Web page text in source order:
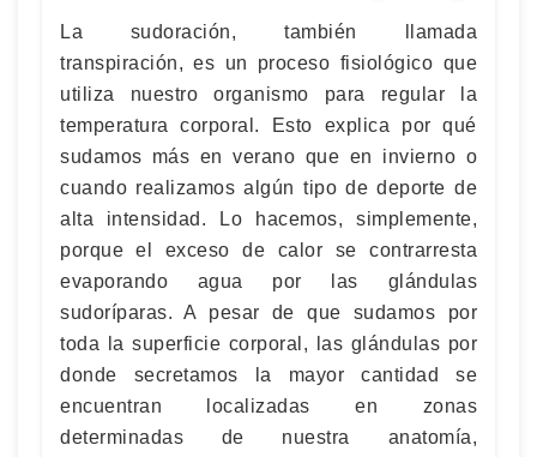
La sudoración, también llamada
transpiración, es un proceso fisiológico que
utiliza nuestro organismo para regular la
temperatura corporal. Esto explica por qué
sudamos más en verano que en invierno o
cuando realizamos algún tipo de deporte de
alta intensidad. Lo hacemos, simplemente,
porque el exceso de calor se contrarresta
evaporando agua por las glándulas
sudoríparas. A pesar de que sudamos por
toda la superficie corporal, las glándulas por
donde secretamos la mayor cantidad se
encuentran localizadas en zonas
determinadas de nuestra anatomía,